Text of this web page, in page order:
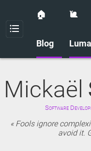
Menu
🏠
Blog
🐌
Luma
Mickaël
Software
Fools ignore
avoid it.